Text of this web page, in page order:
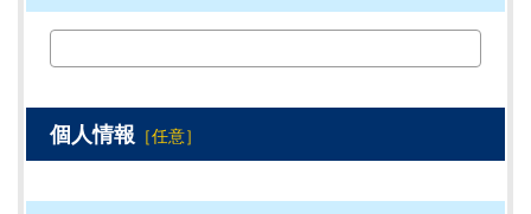
個人情報 ［任意］